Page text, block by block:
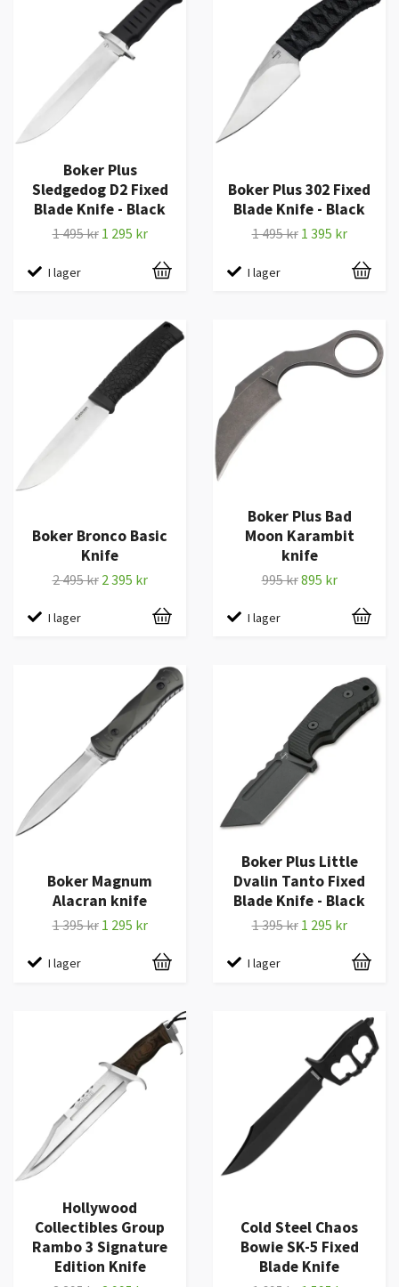
Boker Plus
Sledgedog D2 Fixed
Blade Knife - Black
1 495 kr 1 295 kr
I lager
Boker Plus 302 Fixed
Blade Knife - Black
1 495 kr 1 395 kr
I lager
Boker Bronco Basic
Knife
2 495 kr 2 395 kr
I lager
Boker Plus Bad
Moon Karambit
knife
995 kr895 kr
I lager
Boker Magnum
Alacran knife
1 395 kr 1 295 kr
I lager
Boker Plus Little
Dvalin Tanto Fixed
Blade Knife - Black
1 395 kr 1 295 kr
I lager
Hollywood
Collectibles Group
Rambo 3 Signature
Edition Knife
Cold Steel Chaos
Bowie SK-5 Fixed
Blade Knife